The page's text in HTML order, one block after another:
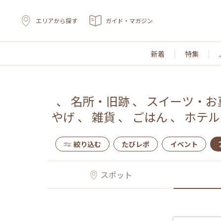
エリアから探す ガイド・マガジン
新着 特集
、 名所・旧跡 、 スイーツ・
やげ 、 雑貨 、 ごはん 、 ホテ
絞り込む たびレポ イベント
スポット